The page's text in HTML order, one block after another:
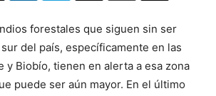
forestales que siguen sin ser
del país, específicamente en las
y Biobío, tienen en alerta a esa zona
puede ser aún mayor. En el último